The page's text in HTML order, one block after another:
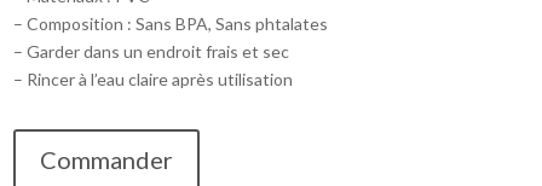
– Composition : Sans BPA, Sans phtalates
– Garder dans un endroit frais et sec
– Rincer à l’eau claire après utilisation
Commander